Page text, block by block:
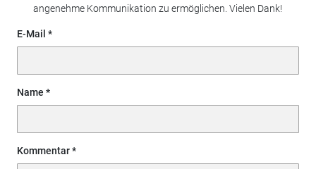
angenehme Kommunikation zu ermöglichen. Vielen Dank!
E-Mail
Name
Kommentar